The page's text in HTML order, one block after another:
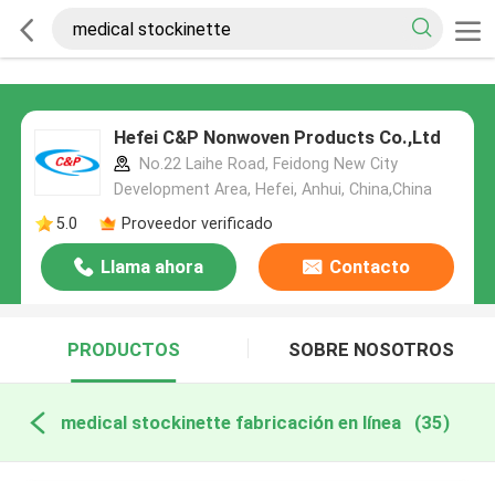
Hefei C&P Nonwoven Products Co.,Ltd
No.22 Laihe Road, Feidong New City
Development Area, Hefei, Anhui, China,China
5.0
Proveedor verificado
Llama ahora Contacto
PRODUCTOS SOBRE NOSOTROS
medical stockinette fabricación en línea (35)